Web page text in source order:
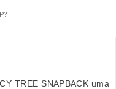
TREE SNAPBACK uma